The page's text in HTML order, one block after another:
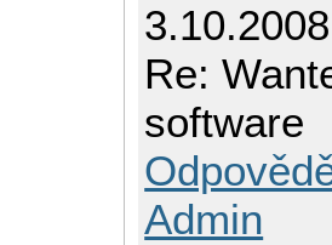
Re:
software
Admin